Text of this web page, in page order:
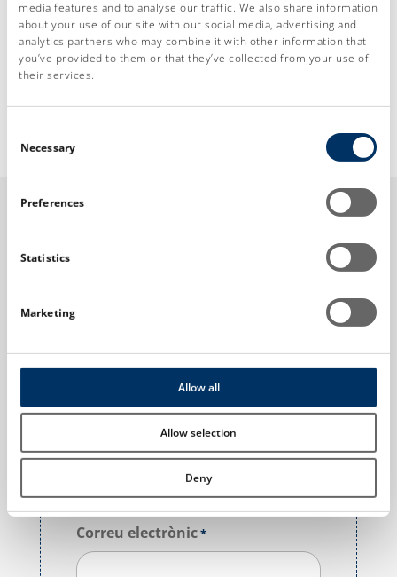
media features and to analyse our traffic. We also share information
about your use of our site with our social media, advertising and
analytics partners who may combine it with other information that
you’ve provided to them or that they’ve collected from your use of
their services.
Selection
Necessary
Preferences
Statistics
Marketing
Allow all
Allow selection
Deny
l’artrosi encara està poc evolucionada i el
pacient presenta una deformitat de la cama
en “valg”.
CONTACTA AMB
Cognoms*
Telèfon
Correu electrònic*